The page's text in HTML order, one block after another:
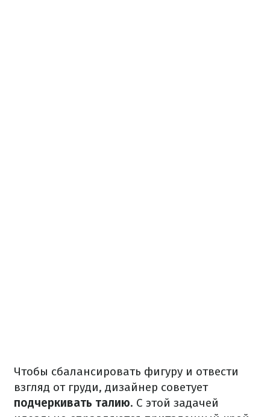
Чтобы сбалансировать фигуру и отвести
взгляд от груди, дизайнер советует
подчеркивать талию. С этой задачей